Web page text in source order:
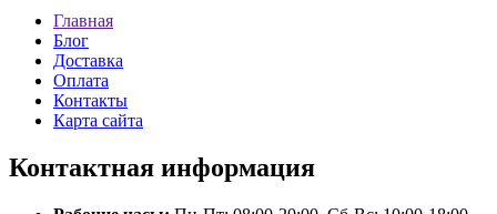
Главная
Блог
Доставка
Оплата
Контакты
Карта сайта
Контактная информация